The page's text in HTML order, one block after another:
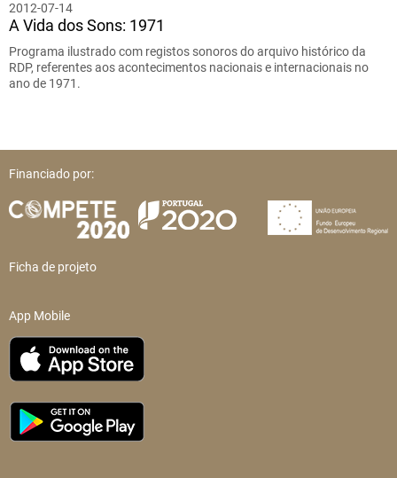
2012-07-14
A Vida dos Sons: 1971
Programa ilustrado com registos sonoros do arquivo histórico da
RDP, referentes aos acontecimentos nacionais e internacionais no
ano de 1971.
Financiado por:
Ficha de projeto
App Mobile